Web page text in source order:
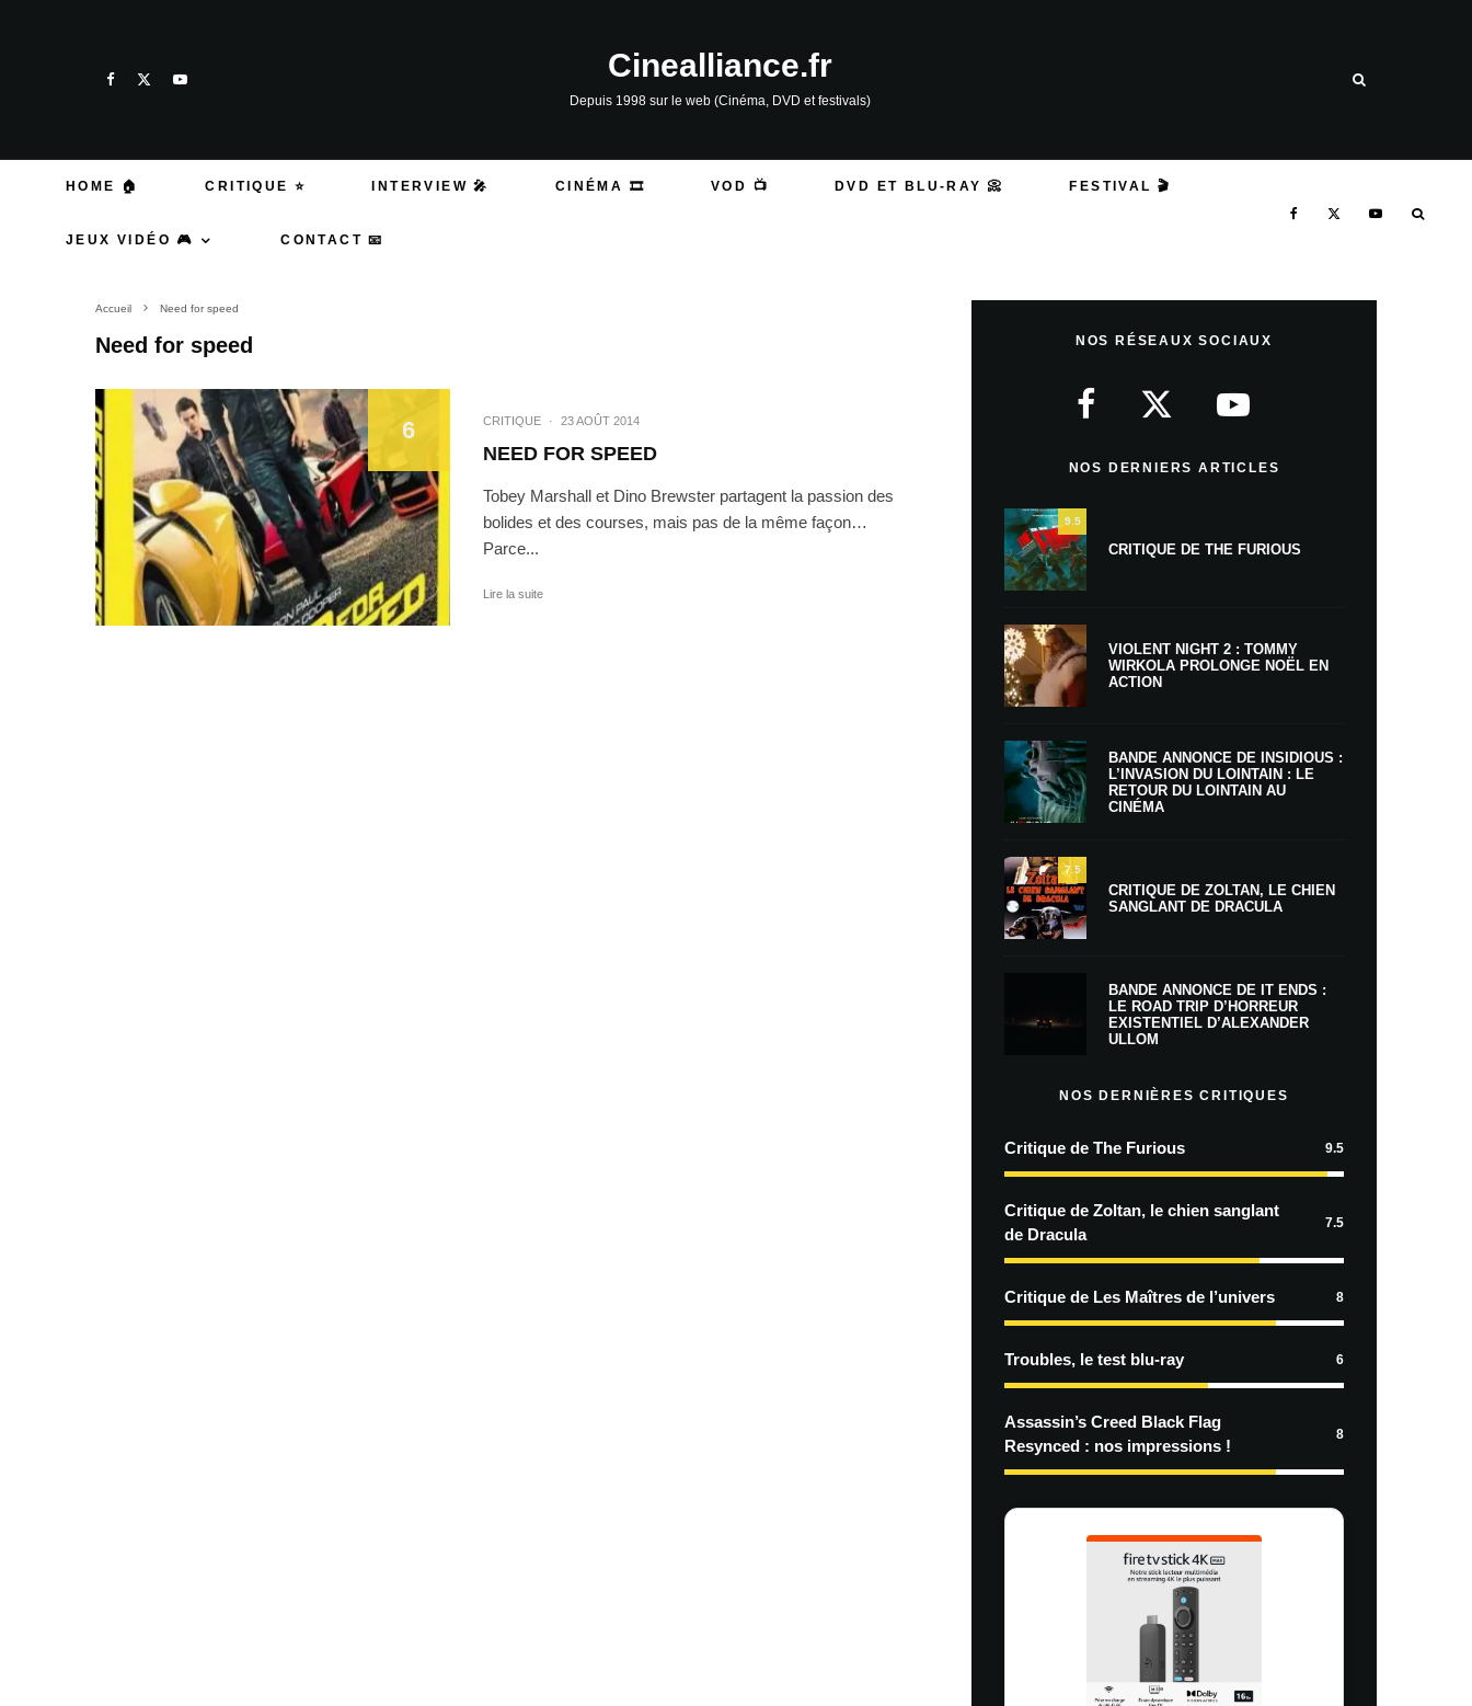
Cinealliance.fr
Depuis 1998 sur le web (Cinéma, DVD et festivals)
HOME 🏠 CRITIQUE ⭐ INTERVIEW 🎤 CINÉMA 🎞️ VOD 📺 DVD ET BLU-RAY 📀 FESTIVAL 🎬
JEUX VIDÉO 🎮 CONTACT 📧
Accueil Need for speed
Need for speed
6 CRITIQUE · 23 AOÛT 2014
NEED FOR SPEED
Tobey Marshall et Dino Brewster partagent la passion des
bolides et des courses, mais pas de la même façon…
Parce...
Lire la suite
NOS RÉSEAUX SOCIAUX
NOS DERNIERS ARTICLES
9.5
CRITIQUE DE THE FURIOUS
VIOLENT NIGHT 2 : TOMMY
WIRKOLA PROLONGE NOËL EN
ACTION
BANDE ANNONCE DE INSIDIOUS :
L’INVASION DU LOINTAIN : LE
RETOUR DU LOINTAIN AU
CINÉMA
7.5
CRITIQUE DE ZOLTAN, LE CHIEN
SANGLANT DE DRACULA
BANDE ANNONCE DE IT ENDS :
LE ROAD TRIP D’HORREUR
EXISTENTIEL D’ALEXANDER
ULLOM
NOS DERNIÈRES CRITIQUES
Critique de The Furious 9.5
Critique de Zoltan, le chien sanglant
de Dracula
7.5
Critique de Les Maîtres de l’univers 8
Troubles, le test blu-ray 6
Assassin’s Creed Black Flag
Resynced : nos impressions !
8